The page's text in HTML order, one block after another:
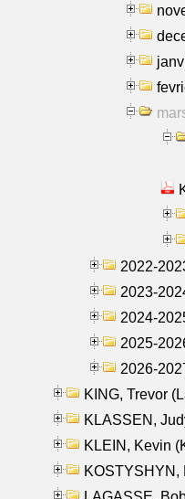
2022-
2023-
2024-
2025-
2026-
KING, Trevor
KLASSEN,
KLEIN, Kevin
KOSTYSHYN,